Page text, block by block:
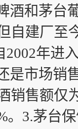
和茅台
自建厂至
2002年进
是市场销
销售额仅
。3.茅台